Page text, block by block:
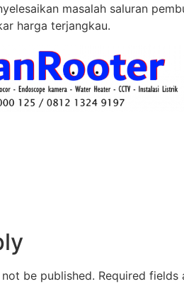
masalah saluran
harga terjangkau.
be published. Required fields